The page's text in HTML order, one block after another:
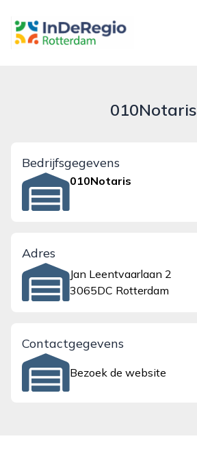
inderegiorotterdam.nl
010Notaris
Bedrijfsgegevens
010Notaris
Adres
Jan Leentvaarlaan 2
3065DC Rotterdam
Contactgegevens
Bezoek de website